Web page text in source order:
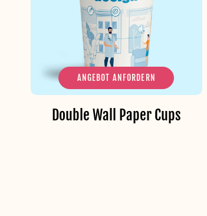
ANGEBOT ANFORDERN
Double Wall Paper Cups